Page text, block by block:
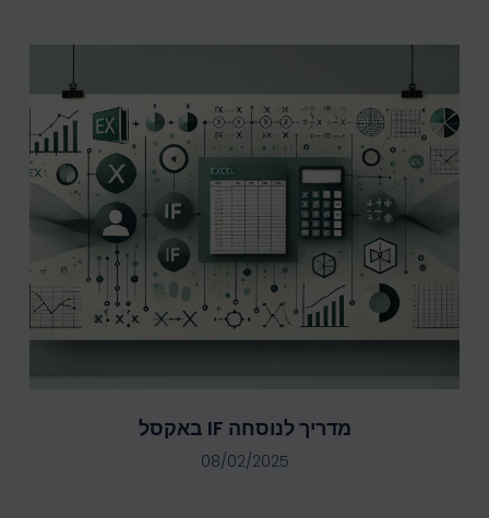
מדריך לנוסחה IF באקסל
08/02/2025